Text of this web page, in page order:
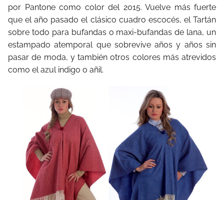
por Pantone como color del 2015. Vuelve más fuerte
que el año pasado el clásico cuadro escocés, el Tartán
sobre todo para bufandas o maxi-bufandas de lana, un
estampado atemporal que sobrevive años y años sin
pasar de moda, y también otros colores más atrevidos
como el azul indigo o añil.